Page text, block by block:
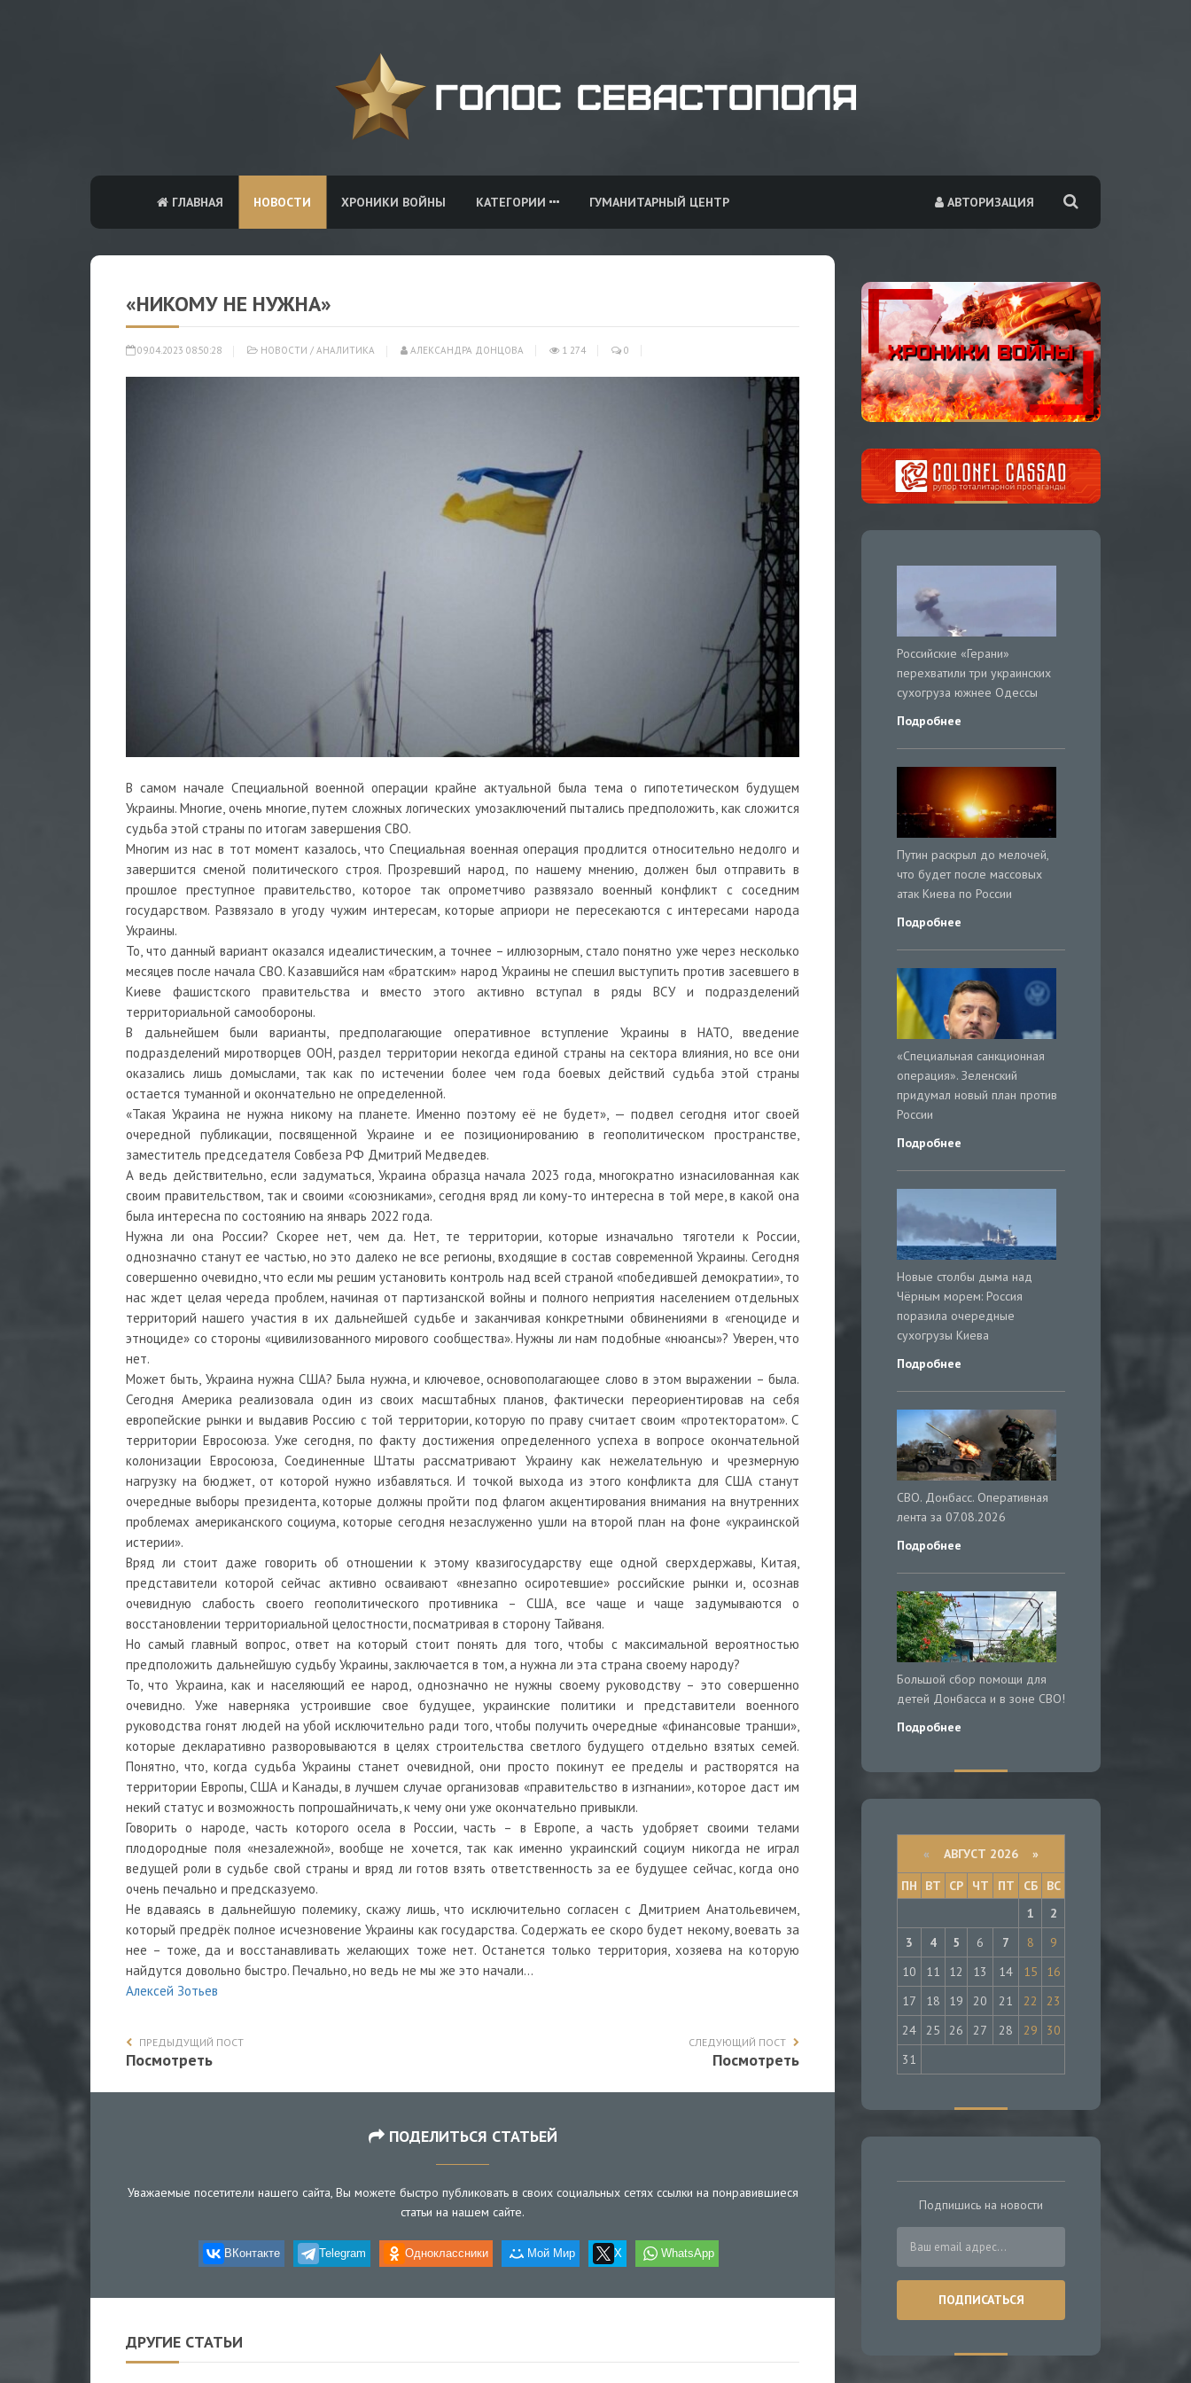
АВТОРИЗАЦИЯ
ГЛАВНАЯ НОВОСТИ ХРОНИКИ ВОЙНЫ КАТЕГОРИИ ГУМАНИТАРНЫЙ ЦЕНТР
«НИКОМУ НЕ НУЖНА»
09.04.2023 08:50:28 НОВОСТИ / АНАЛИТИКА АЛЕКСАНДРА ДОНЦОВА 1 274 0
В самом начале Cпециальной военной операции крайне актуальной была тема о гипотетическом будущем
Украины. Многие, очень многие, путем сложных логических умозаключений пытались предположить, как сложится
судьба этой страны по итогам завершения СВО.
Многим из нас в тот момент казалось, что Cпециальная военная операция продлится относительно недолго и
завершится сменой политического строя. Прозревший народ, по нашему мнению, должен был отправить в
прошлое преступное правительство, которое так опрометчиво развязало военный конфликт с соседним
государством. Развязало в угоду чужим интересам, которые априори не пересекаются с интересами народа
Украины.
То, что данный вариант оказался идеалистическим, а точнее – иллюзорным, стало понятно уже через несколько
месяцев после начала СВО. Казавшийся нам «братским» народ Украины не спешил выступить против засевшего в
Киеве фашистского правительства и вместо этого активно вступал в ряды ВСУ и подразделений
территориальной самообороны.
В дальнейшем были варианты, предполагающие оперативное вступление Украины в НАТО, введение
подразделений миротворцев ООН, раздел территории некогда единой страны на сектора влияния, но все они
оказались лишь домыслами, так как по истечении более чем года боевых действий судьба этой страны
остается туманной и окончательно не определенной.
«Такая Украина не нужна никому на планете. Именно поэтому её не будет», — подвел сегодня итог своей
очередной публикации, посвященной Украине и ее позиционированию в геополитическом пространстве,
заместитель председателя Совбеза РФ Дмитрий Медведев.
А ведь действительно, если задуматься, Украина образца начала 2023 года, многократно изнасилованная как
своим правительством, так и своими «союзниками», сегодня вряд ли кому-то интересна в той мере, в какой она
была интересна по состоянию на январь 2022 года.
Нужна ли она России? Скорее нет, чем да. Нет, те территории, которые изначально тяготели к России,
однозначно станут ее частью, но это далеко не все регионы, входящие в состав современной Украины. Сегодня
совершенно очевидно, что если мы решим установить контроль над всей страной «победившей демократии», то
нас ждет целая череда проблем, начиная от партизанской войны и полного неприятия населением отдельных
территорий нашего участия в их дальнейшей судьбе и заканчивая конкретными обвинениями в «геноциде и
этноциде» со стороны «цивилизованного мирового сообщества». Нужны ли нам подобные «нюансы»? Уверен, что
нет.
Может быть, Украина нужна США? Была нужна, и ключевое, основополагающее слово в этом выражении – была.
Сегодня Америка реализовала один из своих масштабных планов, фактически переориентировав на себя
европейские рынки и выдавив Россию с той территории, которую по праву считает своим «протекторатом». С
территории Евросоюза. Уже сегодня, по факту достижения определенного успеха в вопросе окончательной
колонизации Евросоюза, Соединенные Штаты рассматривают Украину как нежелательную и чрезмерную
нагрузку на бюджет, от которой нужно избавляться. И точкой выхода из этого конфликта для США станут
очередные выборы президента, которые должны пройти под флагом акцентирования внимания на внутренних
проблемах американского социума, которые сегодня незаслуженно ушли на второй план на фоне «украинской
истерии».
Вряд ли стоит даже говорить об отношении к этому квазигосударству еще одной сверхдержавы, Китая,
представители которой сейчас активно осваивают «внезапно осиротевшие» российские рынки и, осознав
очевидную слабость своего геополитического противника – США, все чаще и чаще задумываются о
восстановлении территориальной целостности, посматривая в сторону Тайваня.
Но самый главный вопрос, ответ на который стоит понять для того, чтобы с максимальной вероятностью
предположить дальнейшую судьбу Украины, заключается в том, а нужна ли эта страна своему народу?
То, что Украина, как и населяющий ее народ, однозначно не нужны своему руководству – это совершенно
очевидно. Уже наверняка устроившие свое будущее, украинские политики и представители военного
руководства гонят людей на убой исключительно ради того, чтобы получить очередные «финансовые транши»,
которые декларативно разворовываются в целях строительства светлого будущего отдельно взятых семей.
Понятно, что, когда судьба Украины станет очевидной, они просто покинут ее пределы и растворятся на
территории Европы, США и Канады, в лучшем случае организовав «правительство в изгнании», которое даст им
некий статус и возможность попрошайничать, к чему они уже окончательно привыкли.
Говорить о народе, часть которого осела в России, часть – в Европе, а часть удобряет своими телами
плодородные поля «незалежной», вообще не хочется, так как именно украинский социум никогда не играл
ведущей роли в судьбе свой страны и вряд ли готов взять ответственность за ее будущее сейчас, когда оно
очень печально и предсказуемо.
Не вдаваясь в дальнейшую полемику, скажу лишь, что исключительно согласен с Дмитрием Анатольевичем,
который предрёк полное исчезновение Украины как государства. Содержать ее скоро будет некому, воевать за
нее – тоже, да и восстанавливать желающих тоже нет. Останется только территория, хозяева на которую
найдутся довольно быстро. Печально, но ведь не мы же это начали…
Алексей Зотьев
ПРЕДЫДУЩИЙ ПОСТ
Посмотреть
СЛЕДУЮЩИЙ ПОСТ
Посмотреть
ПОДЕЛИТЬСЯ СТАТЬЕЙ
Уважаемые посетители нашего сайта, Вы можете быстро публиковать в своих социальных сетях ссылки на понравившиеся
статьи на нашем сайте.
ВКонтакте Telegram Одноклассники Мой Мир X WhatsApp
ДРУГИЕ СТАТЬИ
Российские «Герани»
перехватили три украинских
сухогруза южнее Одессы
Подробнее
Путин раскрыл до мелочей,
что будет после массовых
атак Киева по России
Подробнее
«Специальная санкционная
операция». Зеленский
придумал новый план против
России
Подробнее
Новые столбы дыма над
Чёрным морем: Россия
поразила очередные
сухогрузы Киева
Подробнее
СВО. Донбасс. Оперативная
лента за 07.08.2026
Подробнее
Большой сбор помощи для
детей Донбасса и в зоне СВО!
Подробнее
« АВГУСТ 2026 »
ПН
ВТ СР ЧТ ПТ СБ
ВС
1
2
3
4 5 6 7 8
9
10
11 12 13 14 15
16
17
18 19 20 21 22
23
24
25 26 27 28 29
30
31
Подпишись на новости